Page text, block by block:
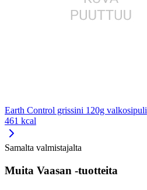
Earth Control grissini 120g valkosipuli
461 kcal
Samalta valmistajalta
Muita Vaasan -tuotteita